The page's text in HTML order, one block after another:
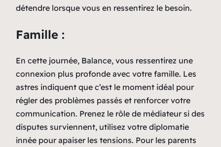
détendre lorsque vous en ressentirez le besoin.
Famille :
En cette journée, Balance, vous ressentirez une
connexion plus profonde avec votre famille. Les
astres indiquent que c’est le moment idéal pour
régler des problèmes passés et renforcer votre
communication. Prenez le rôle de médiateur si des
disputes surviennent, utilisez votre diplomatie
innée pour apaiser les tensions. Pour les parents